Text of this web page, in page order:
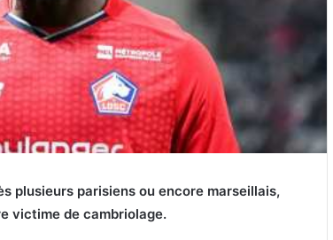
plusieurs parisiens ou encore marseillais,
victime de cambriolage.